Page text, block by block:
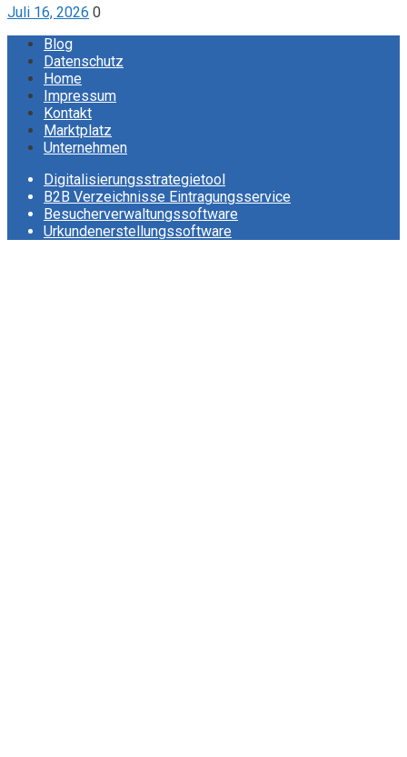
Juli 16, 2026 0
Blog
Datenschutz
Home
Impressum
Kontakt
Marktplatz
Unternehmen
Digitalisierungsstrategietool
B2B Verzeichnisse Eintragungsservice
Besucherverwaltungssoftware
Urkundenerstellungssoftware